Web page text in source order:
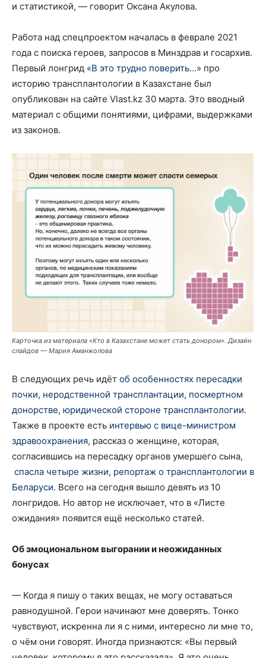
и статистикой, — говорит Оксана Акулова.
Работа над спецпроектом началась в феврале 2021
года с поиска героев, запросов в Минздрав и госархив.
Первый лонгрид «В это трудно поверить…» про
историю трансплантологии в Казахстане был
опубликован на сайте Vlast.kz 30 марта. Это вводный
материал с общими понятиями, цифрами, выдержками
из законов.
Карточка из материала «Кто в Казахстане может стать донором». Дизайн
слайдов — Мария Аманжолова
В следующих речь идёт об особенностях пересадки
почки, неродственной трансплантации, посмертном
донорстве, юридической стороне трансплантологии.
Также в проекте есть интервью с вице-министром
здравоохранения, рассказ о женщине, которая,
согласившись на пересадку органов умершего сына,
спасла четыре жизни, репортаж о трансплантологии в
Беларуси. Всего на сегодня вышло девять из 10
лонгридов. Но автор не исключает, что в «Листе
ожидания» появится ещё несколько статей.
Об эмоциональном выгорании и неожиданных
бонусах
— Когда я пишу о таких вещах, не могу оставаться
равнодушной. Герои начинают мне доверять. Тонко
чувствуют, искренна ли я с ними, интересно ли мне то,
о чём они говорят. Иногда признаются: «Вы первый